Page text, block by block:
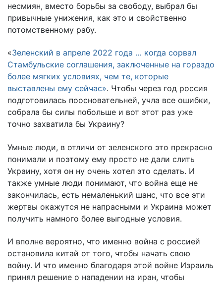
несмиян, вместо борьбы за свободу, выбрал бы
привычные унижения, как это и свойственно
потомственному рабу.
«Зеленский в апреле 2022 года … когда сорвал
Стамбульские соглашения, заключенные на гораздо
более мягких условиях, чем те, которые
выставлены ему сейчас». Чтобы через год россия
подготовилась поосновательней, учла все ошибки,
собрала бы силы побольше и вот этот раз уже
точно захватила бы Украину?
Умные люди, в отличи от зеленского это прекрасно
понимали и поэтому ему просто не дали слить
Украину, хотя он ну очень хотел это сделать. И
также умные люди понимают, что война еще не
закончилась, есть немаленький шанс, что все эти
жертвы окажутся не напрасными и Украина может
получить намного более выгодные условия.
И вполне вероятно, что именно война с россией
остановила китай от того, чтобы начать свою
войну. И что именно благодаря этой войне Израиль
принял решение о нападении на иран, чтобы